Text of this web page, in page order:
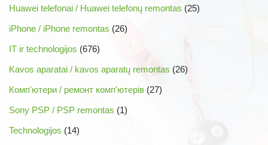
Huawei telefonai / Huawei telefonų remontas (25)
iPhone / iPhone remontas (26)
IT ir technologijos (676)
Kavos aparatai / kavos aparatų remontas (26)
Комп'ютери / ремонт комп'ютерів (27)
Sony PSP / PSP remontas (1)
Technologijos (14)